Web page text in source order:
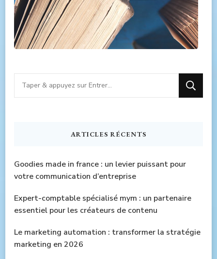
Vous
recherchiez
ARTICLES RÉCENTS
Goodies made in france : un levier puissant pour
votre communication d’entreprise
Expert-comptable spécialisé mym : un partenaire
essentiel pour les créateurs de contenu
Le marketing automation : transformer la stratégie
marketing en 2026